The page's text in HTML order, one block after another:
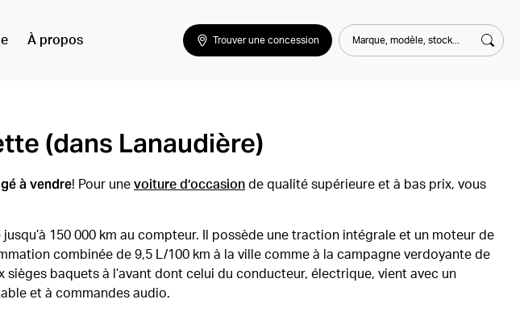
À propos Trouver une concession
Marque, modèle, stock...
(dans Lanaudière)
à vendre! Pour une voiture d’occasion de qualité supérieure et à bas prix, vous
150 000 km au compteur. Il possède une traction intégrale et un moteur de
combinée de 9,5 L/100 km à la ville comme à la campagne verdoyante de
baquets à l’avant dont celui du conducteur, électrique, vient avec un
et à commandes audio.